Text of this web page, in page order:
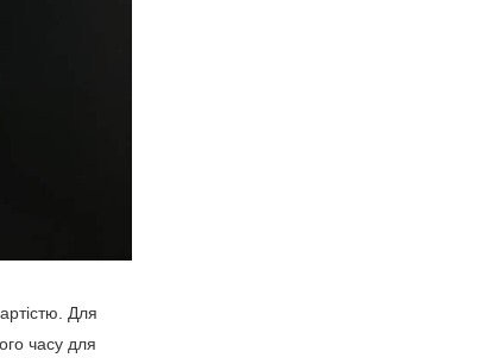
Для
часу для